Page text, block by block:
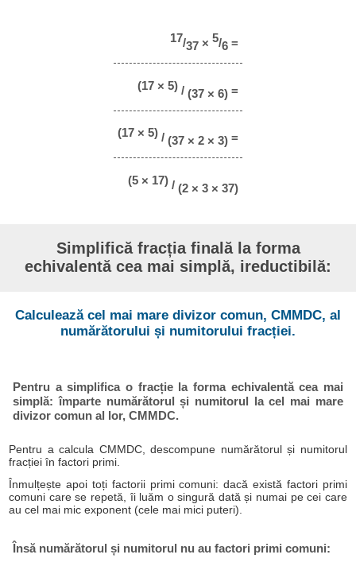
17/37 × 5/6 =
(17 × 5) / (37 × 6) =
(17 × 5) / (37 × 2 × 3) =
(5 × 17) / (2 × 3 × 37)
Simplifică fracția finală la forma
echivalentă cea mai simplă, ireductibilă:
Calculează cel mai mare divizor comun, CMMDC, al
numărătorului și numitorului fracției.
Pentru a simplifica o fracție la forma echivalentă cea mai
simplă: împarte numărătorul și numitorul la cel mai mare
divizor comun al lor, CMMDC.
Pentru a calcula CMMDC, descompune numărătorul și numitorul
fracției în factori primi.
Înmulțește apoi toți factorii primi comuni: dacă există factori primi
comuni care se repetă, îi luăm o singură dată și numai pe cei care
au cel mai mic exponent (cele mai mici puteri).
Însă numărătorul și numitorul nu au factori primi comuni: